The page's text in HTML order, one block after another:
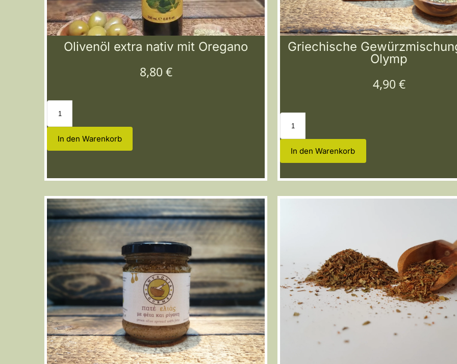
Olivenöl extra nativ mit Oregano
8,80 €
In den Warenkorb
Griechische
Olymp
4,90 €
In den Warenkorb